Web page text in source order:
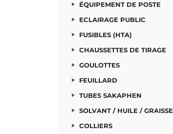
ÉQUIPEMENT DE POSTE
ECLAIRAGE PUBLIC
FUSIBLES (HTA)
CHAUSSETTES DE TIRAGE
GOULOTTES
FEUILLARD
TUBES SAKAPHEN
SOLVANT / HUILE / GRAISSE
COLLIERS